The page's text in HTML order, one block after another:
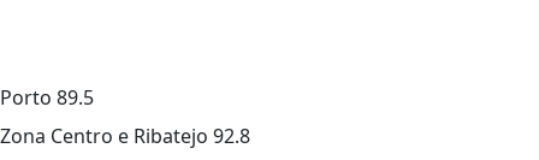
Porto 89.5
Zona Centro e Ribatejo 92.8